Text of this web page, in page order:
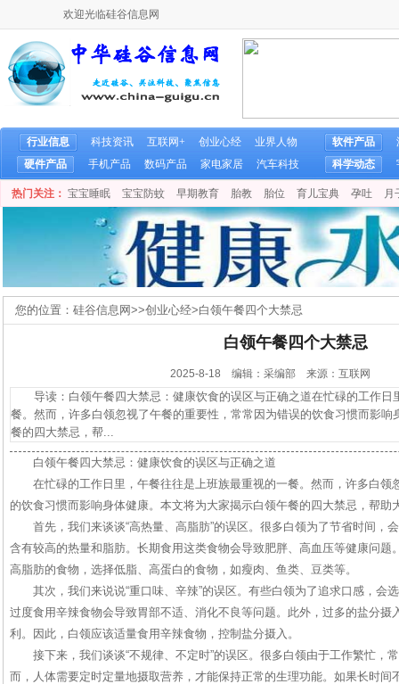
欢迎光临硅谷信息网
行业信息 科技资讯 互联网+ 创业心经
业界人物
硬件产品
手机产品 数码产品 家电家居 汽车科技
软件产品
科学动态
热门关注： 宝宝睡眠 宝宝防蚊 早期教育 胎教 胎位 育儿宝典 孕吐 月
您的位置： 硅谷信息网>>创业心经>白领午餐四个大禁忌
白领午餐四个大禁忌
2025-8-18 编辑：采编部 来源：互联网
导读：白领午餐四大禁忌：健康饮食的误区与正确之道在忙碌的工作日
餐。然而，许多白领忽视了午餐的重要性，常常因为错误的饮食习惯而影
餐的四大禁忌，帮...
白领午餐四大禁忌：健康饮食的误区与正确之道
在忙碌的工作日里，午餐往往是上班族最重视的一餐。然而，许多白领
的饮食习惯而影响身体健康。本文将为大家揭示白领午餐的四大禁忌，帮助
首先，我们来谈谈“高热量、高脂肪”的误区。很多白领为了节省时间，
含有较高的热量和脂肪。长期食用这类食物会导致肥胖、高血压等健康问题
高脂肪的食物，选择低脂、高蛋白的食物，如瘦肉、鱼类、豆类等。
其次，我们来说说“重口味、辛辣”的误区。有些白领为了追求口感，会
过度食用辛辣食物会导致胃部不适、消化不良等问题。此外，过多的盐分摄
利。因此，白领应该适量食用辛辣食物，控制盐分摄入。
接下来，我们谈谈“不规律、不定时”的误区。很多白领由于工作繁忙，
而，人体需要定时定量地摄取营养，才能保持正常的生理功能。如果长时间